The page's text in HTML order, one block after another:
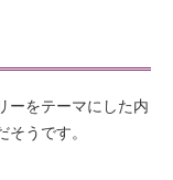
ーをテーマにした内
うです。